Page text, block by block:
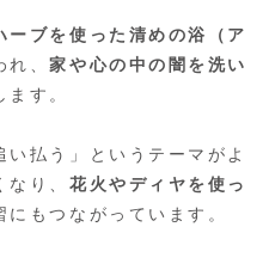
ーブを使った清めの浴（ア
れ、家や心の中の闇を洗い
ます。
払う」というテーマがよ
り、 花火やディヤを使っ
にもつながっています。